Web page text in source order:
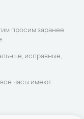
просим заранее
исправные,
часы имеют